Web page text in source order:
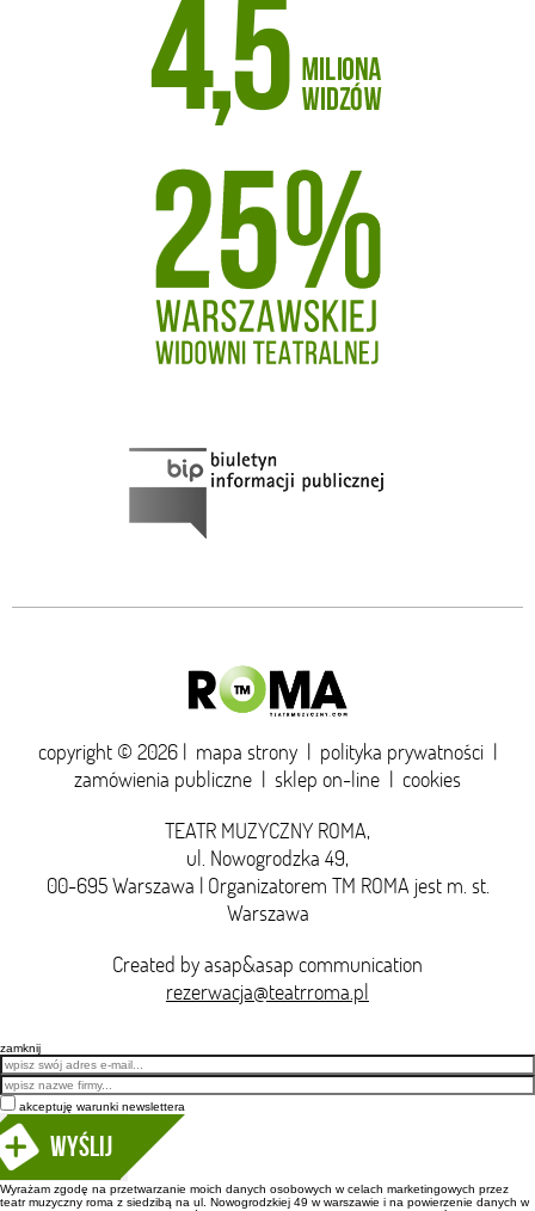
copyright © 2026 | mapa strony | polityka prywatności |
zamówienia publiczne | sklep on-line | cookies
TEATR MUZYCZNY ROMA,
ul. Nowogrodzka 49,
00-695 Warszawa | Organizatorem TM ROMA jest m. st.
Warszawa
Created byasap&asap communication
rezerwacja@teatrroma.pl
zamknij
Email
akceptuję warunki newslettera
Wyślij
Wyrażam zgodę na przetwarzanie moich danych osobowych w celach marketingowych przez
teatr muzyczny roma z siedzibą na ul. Nowogrodzkiej 49 w warszawie i na powierzenie danych w